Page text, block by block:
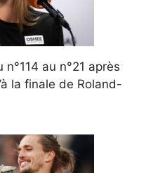
au n°21 après
la finale de Roland-